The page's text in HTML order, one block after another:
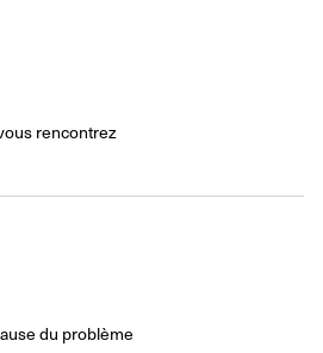
rencontrez
du problème